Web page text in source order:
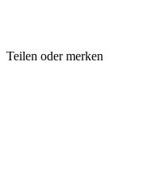
Teilen oder merken